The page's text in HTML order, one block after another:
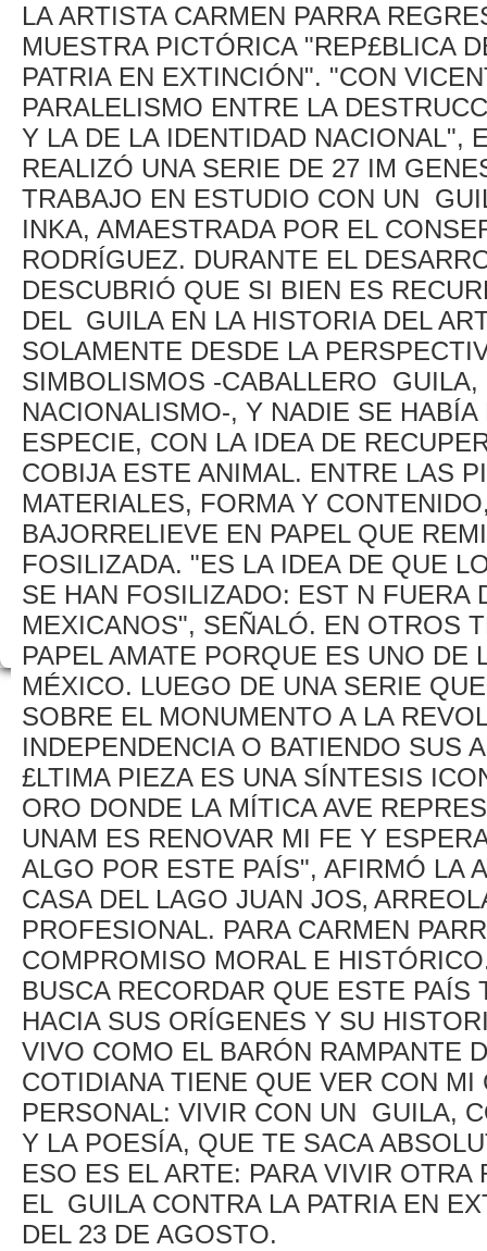
LA ARTISTA CARMEN PARRA
MUESTRA PICTÓRICA "REP£BLICA
PATRIA EN EXTINCIÓN". "CON
PARALELISMO ENTRE LA
Y LA DE LA IDENTIDAD NACIONAL",
REALIZÓ UNA SERIE DE 27 IM
TRABAJO EN ESTUDIO CON UN
INKA, AMAESTRADA POR EL
RODRÍGUEZ. DURANTE EL
DESCUBRIÓ QUE SI BIEN ES
DEL GUILA EN LA HISTORIA DEL
SOLAMENTE DESDE LA
SIMBOLISMOS -CABALLERO
NACIONALISMO-, Y NADIE SE
ESPECIE, CON LA IDEA DE
COBIJA ESTE ANIMAL. ENTRE LAS
MATERIALES, FORMA Y
BAJORRELIEVE EN PAPEL QUE
FOSILIZADA. "ES LA IDEA DE QUE
SE HAN FOSILIZADO: EST N FUERA
MEXICANOS", SEÑALÓ. EN OTROS
PAPEL AMATE PORQUE ES UNO DE
MÉXICO. LUEGO DE UNA SERIE
SOBRE EL MONUMENTO A LA
INDEPENDENCIA O BATIENDO SUS
£LTIMA PIEZA ES UNA SÍNTESIS
ORO DONDE LA MÍTICA AVE
UNAM ES RENOVAR MI FE Y
ALGO POR ESTE PAÍS", AFIRMÓ LA
CASA DEL LAGO JUAN JOS‚
PROFESIONAL. PARA CARMEN
COMPROMISO MORAL E
BUSCA RECORDAR QUE ESTE
HACIA SUS ORÍGENES Y SU
VIVO COMO EL BARÓN RAMPANTE
COTIDIANA TIENE QUE VER CON
PERSONAL: VIVIR CON UN GUILA,
Y LA POESÍA, QUE TE SACA
ESO ES EL ARTE: PARA VIVIR
EL GUILA CONTRA LA PATRIA EN
DEL 23 DE AGOSTO.